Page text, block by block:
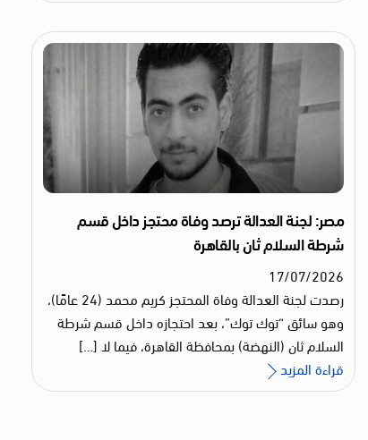
مصر: لجنة العدالة ترصد وفاة محتجز داخل قسم
شرطة السلام ثان بالقاهرة
17/07/2026
رصدت لجنة العدالة وفاة المحتجز كريم محمد (24 عامًا)،
وهو سائق “توك توك”، بعد احتجازه داخل قسم شرطة
السلام ثان (النهضة) بمحافظة القاهرة، فيما لا […]
قراءة المزيد